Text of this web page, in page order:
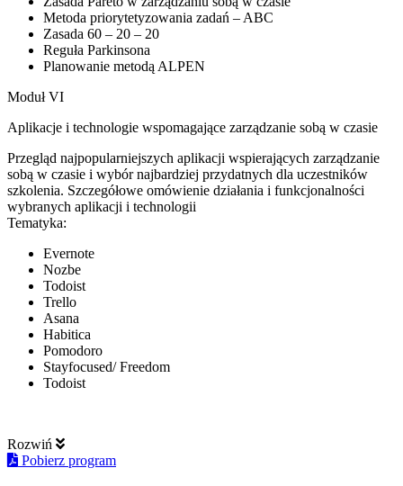
Metoda priorytetyzowania zadań – ABC
Zasada 60 – 20 – 20
Reguła Parkinsona
Planowanie metodą ALPEN
Moduł VI
Aplikacje i technologie wspomagające zarządzanie sobą w czasie
Przegląd najpopularniejszych aplikacji wspierających zarządzanie
sobą w czasie i wybór najbardziej przydatnych dla uczestników
szkolenia. Szczegółowe omówienie działania i funkcjonalności
wybranych aplikacji i technologii
Tematyka:
Evernote
Nozbe
Todoist
Trello
Asana
Habitica
Pomodoro
Stayfocused/ Freedom
Todoist
Rozwiń
Pobierz program